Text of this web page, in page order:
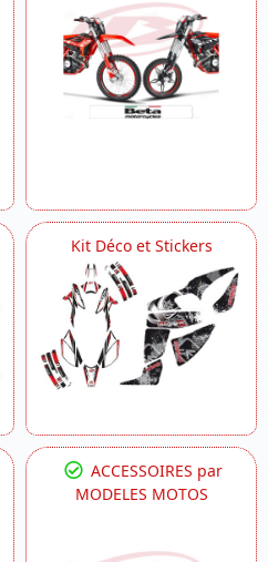
Kit Déco et Stickers
ACCESSOIRES par
MODELES MOTOS